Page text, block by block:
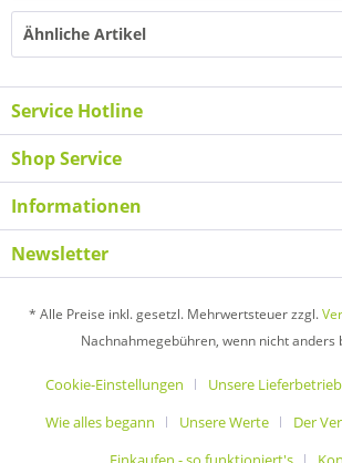
Ähnliche Artikel
Service Hotline
Shop Service
Informationen
Newsletter
* Alle Preise inkl. gesetzl. Mehrwertsteuer zzgl.
Nachnahmegebühren, wenn nicht anders
Cookie-Einstellungen Unsere
Wie alles begann
Unsere Werte
Der